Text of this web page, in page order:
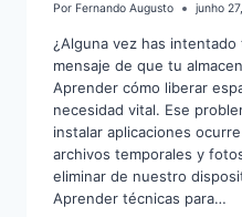
Por Fernando Augusto junho
¿Alguna vez has
mensaje de que tu
Aprender cómo liberar
necesidad vital. Ese
instalar aplicaciones
archivos temporales y
eliminar de nuestro
Aprender técnicas para…